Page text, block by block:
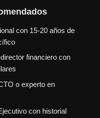
con 15-20 años de
financiero con
o experto en
con historial